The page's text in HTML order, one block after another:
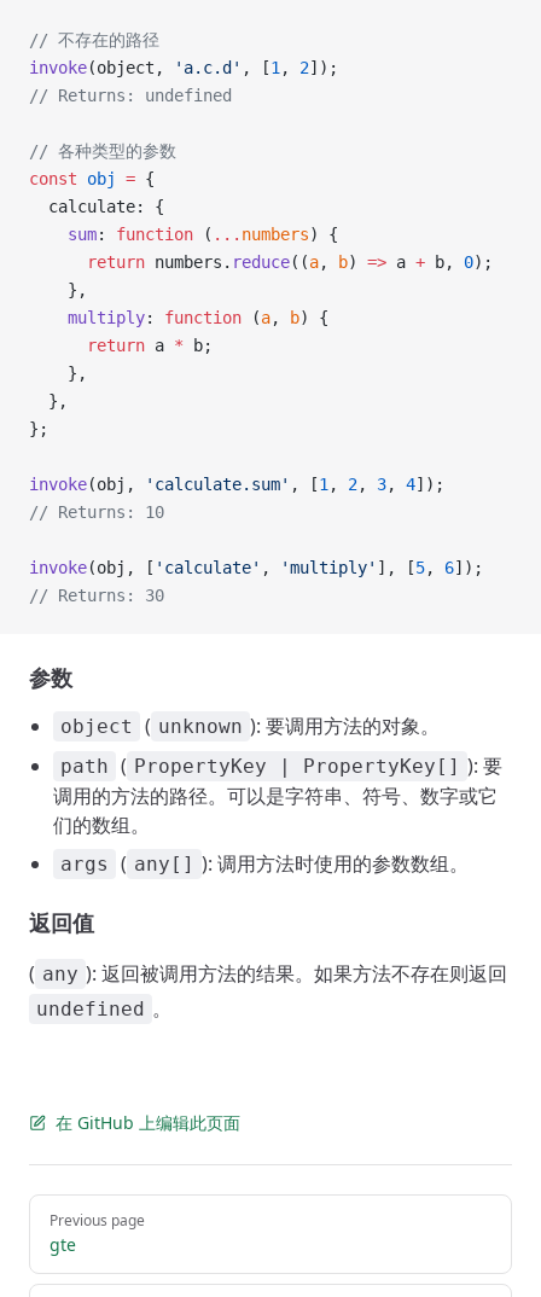
// 不存在的路径
invoke(object, 'a.c.d' , [1 , 2]);
// Returns: undefined
// 各种类型的参数
const obj = {
  calculate: {
    sum
: function ( ... numbers) {
      return
numbers. reduce((a, b) => a + b, 0);
    },
    multiply
: function (a, b) {
      return
a * b;
    },
  },
};
invoke(obj, 'calculate.sum' , [1 , 2, 3, 4]);
// Returns: 10
invoke(obj, [ 'calculate' , 'multiply' ], [5, 6]);
// Returns: 30
参数
object ( unknown ): 要调用方法的对象。
path ( PropertyKey | PropertyKey[] ): 要
调用的方法的路径。可以是字符串、符号、数字或它
们的数组。
args ( any[] ): 调用方法时使用的参数数组。
返回值
( any ): 返回被调用方法的结果。如果方法不存在则返回
undefined 。
在 GitHub 上编辑此页面
Pager
Previous page
gte